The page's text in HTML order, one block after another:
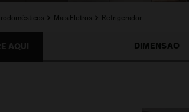
Mais Eletros Refrigerador
AQUI DIMENSÃO